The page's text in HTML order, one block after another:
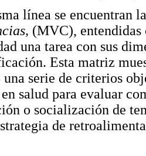
línea se encuentran
(MVC), entendidas
una tarea con sus
Esta matriz
serie de criterios
salud para evaluar
o socialización de
de